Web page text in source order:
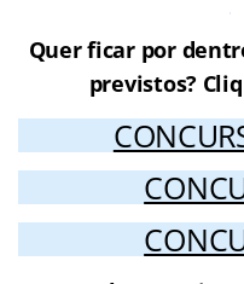
Quer ficar por
previstos?